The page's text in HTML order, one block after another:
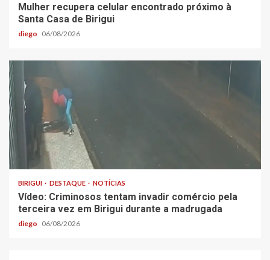
Mulher recupera celular encontrado próximo à
Santa Casa de Birigui
diego 06/08/2026
BIRIGUI DESTAQUE NOTÍCIAS
Vídeo: Criminosos tentam invadir comércio pela
terceira vez em Birigui durante a madrugada
diego 06/08/2026